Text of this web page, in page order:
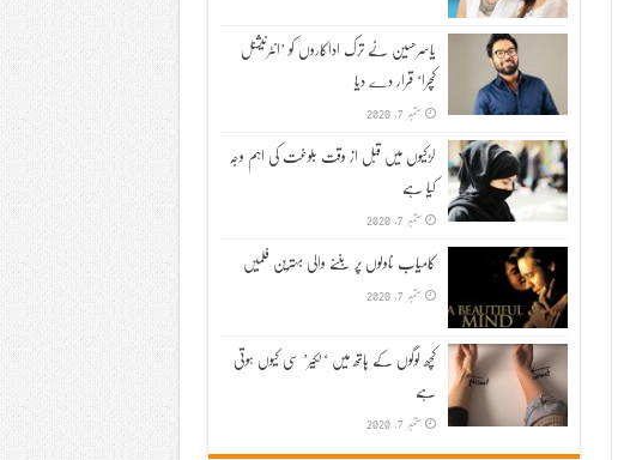
یاسرحسین نے ترک اداکاروں کو ’انٹرنیشنل
کچرا‘ قرار دے دیا
ستمبر 7, 2020
لڑکیوں میں قبل از وقت بلوغت کی اہم وجہ
کیا ہے
ستمبر 7, 2020
کامیاب ناولوں پر بننے والی بہترین فلمیں
ستمبر 7, 2020
کچھ لوگوں کے ہاتھ میں ‘لکیر’ سی کیوں ہوتی
ہے
ستمبر 7, 2020